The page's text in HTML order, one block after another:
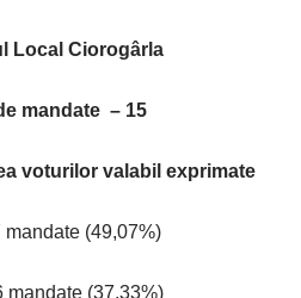
Local Ciorogârla
mandate – 15
voturilor valabil exprimate
mandate (49,07%)
mandate (37,33%)